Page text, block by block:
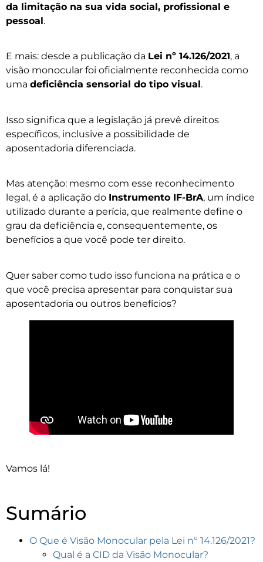
da limitação na sua vida social, profissional e
pessoal.
E mais: desde a publicação da Lei nº 14.126/2021, a
visão monocular foi oficialmente reconhecida como
uma deficiência sensorial do tipo visual.
Isso significa que a legislação já prevê direitos
específicos, inclusive a possibilidade de
aposentadoria diferenciada.
Mas atenção: mesmo com esse reconhecimento
legal, é a aplicação do Instrumento IF-BrA, um índice
utilizado durante a perícia, que realmente define o
grau da deficiência e, consequentemente, os
benefícios a que você pode ter direito.
Quer saber como tudo isso funciona na prática e o
que você precisa apresentar para conquistar sua
aposentadoria ou outros benefícios?
Vamos lá!
Sumário
O Que é Visão Monocular pela Lei nº 14.126/2021?
Qual é a CID da Visão Monocular?